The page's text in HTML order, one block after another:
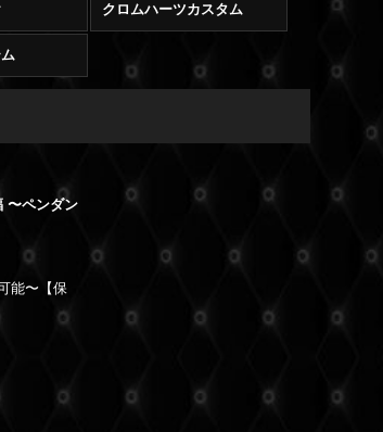
クロムハーツカスタム
〜ペンダン
能〜【保